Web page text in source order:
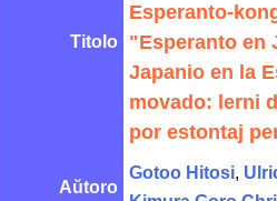
Titolo
Esperanto-
"Esperanto en
Japanio en la
movado: lerni
por estontaj
Aŭtoro
Gotoo Hitosi,